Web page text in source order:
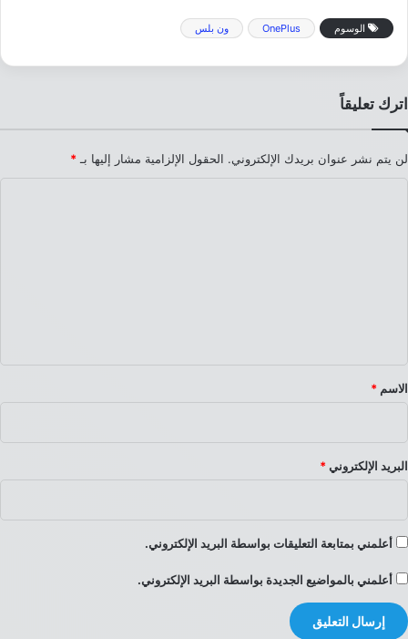
الوسوم OnePlus ون بلس
اترك تعليقاً
لن يتم نشر عنوان بريدك الإلكتروني. الحقول الإلزامية مشار إليها بـ *
*
الاسم *
البريد الإلكتروني *
أعلمني بمتابعة التعليقات بواسطة البريد الإلكتروني.
أعلمني بالمواضيع الجديدة بواسطة البريد الإلكتروني.